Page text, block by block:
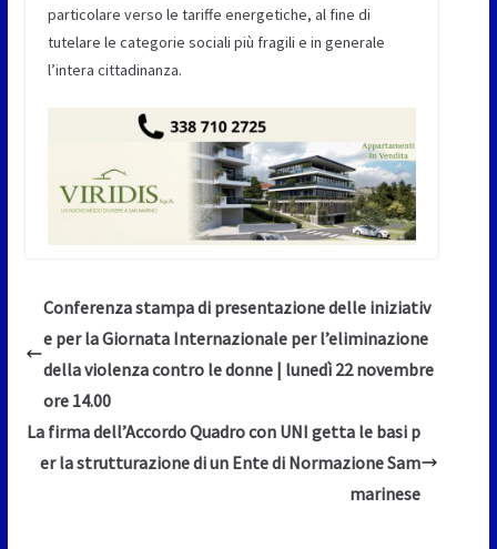
particolare verso le tariffe energetiche, al fine di
tutelare le categorie sociali più fragili e in generale
l’intera cittadinanza.
Conferenza stampa di presentazione delle iniziativ
e per la Giornata Internazionale per l’eliminazione
della violenza contro le donne | lunedì 22 novembre
ore 14.00
La firma dell’Accordo Quadro con UNI getta le basi p
er la strutturazione di un Ente di Normazione Sam
marinese